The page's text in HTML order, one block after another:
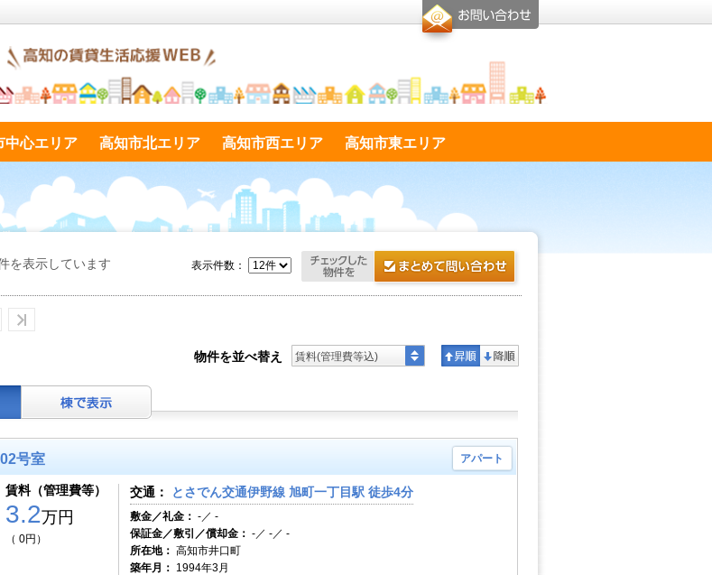
中心エリア 高知市北エリア 高知市西エリア 高知市東エリア
を表示しています 表示件数：
物件を並べ替え 賃料(管理費等込)
号室 アパート
賃料（管理費等）
3.2万円
（ 0円）
交通： とさでん交通伊野線 旭町一丁目駅 徒歩4分
敷金／礼金： -／ -
保証金／敷引／償却金： -／ -／ -
所在地： 高知市井口町
築年月： 1994年3月